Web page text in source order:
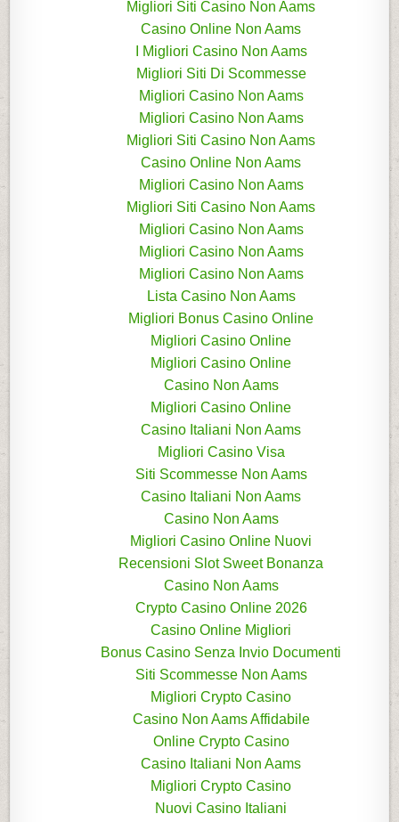
Migliori Siti Casino Non Aams
Casino Online Non Aams
I Migliori Casino Non Aams
Migliori Siti Di Scommesse
Migliori Casino Non Aams
Migliori Casino Non Aams
Migliori Siti Casino Non Aams
Casino Online Non Aams
Migliori Casino Non Aams
Migliori Siti Casino Non Aams
Migliori Casino Non Aams
Migliori Casino Non Aams
Migliori Casino Non Aams
Lista Casino Non Aams
Migliori Bonus Casino Online
Migliori Casino Online
Migliori Casino Online
Casino Non Aams
Migliori Casino Online
Casino Italiani Non Aams
Migliori Casino Visa
Siti Scommesse Non Aams
Casino Italiani Non Aams
Casino Non Aams
Migliori Casino Online Nuovi
Recensioni Slot Sweet Bonanza
Casino Non Aams
Crypto Casino Online 2026
Casino Online Migliori
Bonus Casino Senza Invio Documenti
Siti Scommesse Non Aams
Migliori Crypto Casino
Casino Non Aams Affidabile
Online Crypto Casino
Casino Italiani Non Aams
Migliori Crypto Casino
Nuovi Casino Italiani